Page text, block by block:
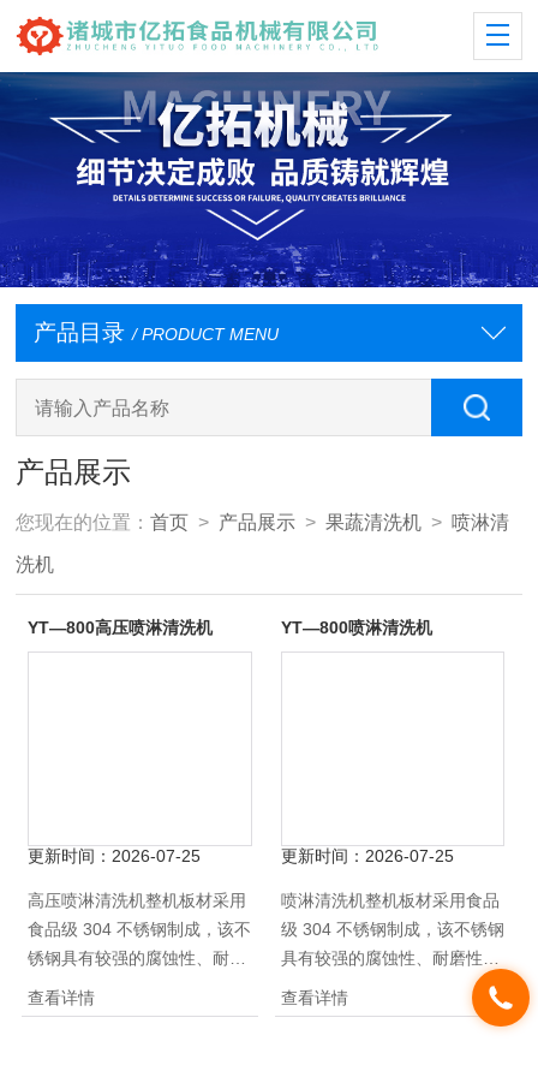
产品目录 / PRODUCT MENU
产品展示
您现在的位置：首页 > 产品展示 >果蔬清洗机 > 喷淋清
洗机
YT—800高压喷淋清洗机
更新时间： 2026-07-25
高压喷淋清洗机整机板材采用
食品级 304 不锈钢制成，该不
锈钢具有较强的腐蚀性、耐磨
性、经久耐用。清洗方式采用
高压喷淋清洗，能有效快速*
查看详情
YT—800喷淋清洗机
更新时间： 2026-07-25
喷淋清洗机整机板材采用食品
级 304 不锈钢制成，该不锈钢
具有较强的腐蚀性、耐磨性、
经久耐用。清洗方式采用高压
喷淋清洗，能有效快速*的清
查看详情